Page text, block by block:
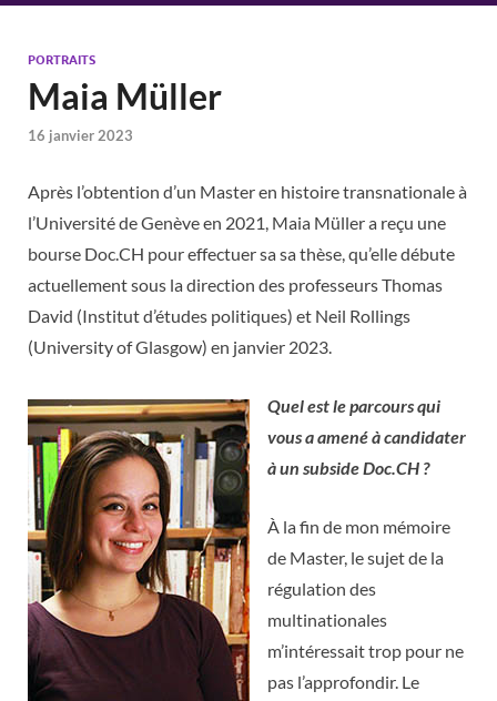
PORTRAITS
Maia Müller
16 janvier 2023
Après l’obtention d’un Master en histoire transnationale à
l’Université de Genève en 2021, Maia Müller a reçu une
bourse Doc.CH pour effectuer sa sa thèse, qu’elle débute
actuellement sous la direction des professeurs Thomas
David (Institut d’études politiques) et Neil Rollings
(University of Glasgow) en janvier 2023.
Quel est le parcours qui
vous a amené à candidater
à un subside Doc.CH ?
À la fin de mon mémoire
de Master, le sujet de la
régulation des
multinationales
m’intéressait trop pour ne
pas l’approfondir. Le